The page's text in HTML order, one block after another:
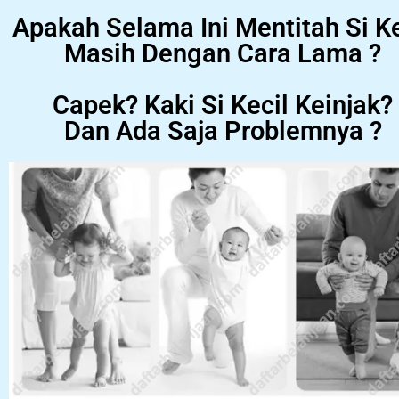
Apakah Selama Ini Mentitah Si
Masih Dengan Cara Lama ?
Capek? Kaki Si Kecil Keinjak?
Dan Ada Saja Problemnya ?